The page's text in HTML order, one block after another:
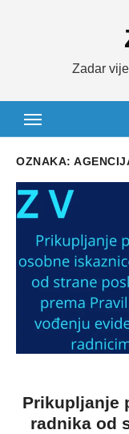
Zadar
OZNAKA:
Prikupljanje
radnika od